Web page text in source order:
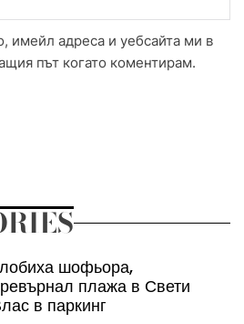
имейл адреса и уебсайта ми в
път когато коментирам.
шофьора,
плажа в Свети
в паркинг